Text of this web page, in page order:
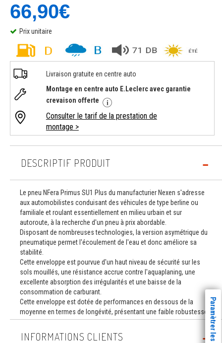
66,90€
Prix unitaire
Livraison gratuite en centre auto
Montage en centre auto E.Leclerc avec garantie
crevaison offerte
Consulter le tarif de la prestation de
montage >
DESCRIPTIF PRODUIT
Le pneu NFera Primus SU1 Plus du manufacturier Nexen s'adresse
aux automobilistes conduisant des véhicules de type berline ou
familiale et roulant essentiellement en milieu urbain et sur
autoroute, à la recherche d'un pneu à prix abordable.
Disposant de nombreuses technologies, la version asymétrique du
pneumatique permet l'écoulement de l'eau et donc améliore sa
stabilité.
Cette enveloppe est pourvue d'un haut niveau de sécurité sur les
sols mouillés, une résistance accrue contre l'aquaplaning, une
excellente absorption des irrégularités et une baisse de la
consommation de carburant.
Cette enveloppe est dotée de performances en dessous de la
moyenne en termes de longévité, présentant une faible robustesse.
INFORMATIONS CLIENTS